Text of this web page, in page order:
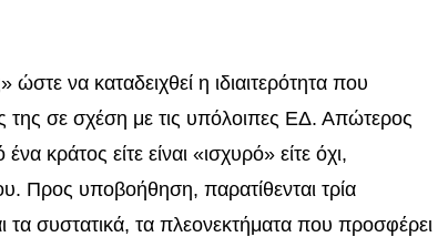
να καταδειχθεί η ιδιαιτερότητα που
της σε σχέση με τις υπόλοιπες ΕΔ. Απώτερος
κράτος είτε είναι «ισχυρό» είτε όχι,
Προς υποβοήθηση, παρατίθενται τρία
τα συστατικά, τα πλεονεκτήματα που προσφέρει